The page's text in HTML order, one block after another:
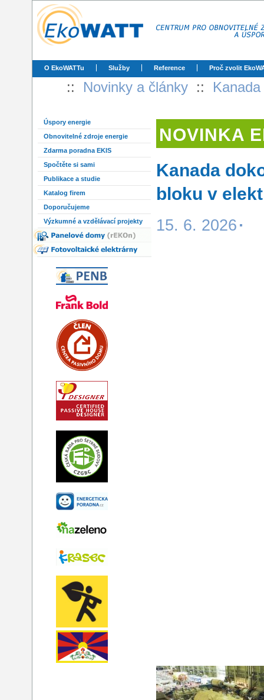
O EkoWATTu Služby Reference Proč zvolit
:: Novinky a články ::
Úspory energie
Obnovitelné zdroje energie
Zdarma poradna EKIS
Spočtěte si sami
Publikace a studie
Katalog firem
Doporučujeme
Výzkumné a vzdělávací projekty
NOVINKA
Kanada
bloku v
15. 6. 2026